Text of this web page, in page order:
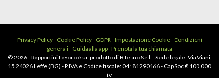
Privacy Policy- Cookie Policy- GDPR-Impostazione Cookie- Condizioni
generali- Guida alla app-Prenota la tua chiamata
© 2026 - Rapportini Lavoro è un prodotto di BTecno S.r.l. - Sede legale: Via Viani,
15 24026 Leffe (BG) - P.IVA e Codice fiscale: 04181290166 - Cap Soc € 100.000
i.v.